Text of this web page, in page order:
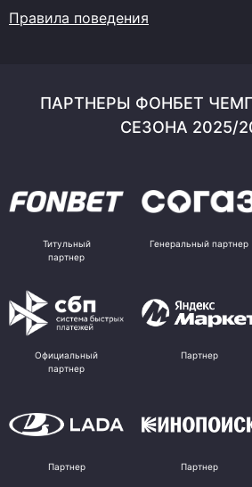
Правила поведения
ПАРТНЕРЫ ФОНБЕТ
СЕЗОНА 2025/
Титульный
партнер
Генеральный партнер
Официальный
партнер
Партнер
Партнер Партнер